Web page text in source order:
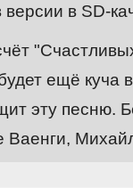
версии в SD-
ещё куча
эту песню.
Ваенги,